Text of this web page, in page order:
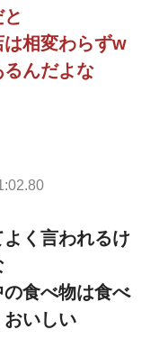
相変わらずw
んだよな
く言われるけ
食べ物は食べ
おいしい